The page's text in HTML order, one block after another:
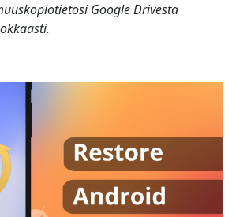
Google Drivesta